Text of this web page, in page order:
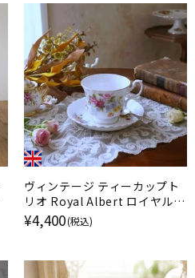
ヴィンテージ ティーカップト
リオ Royal Albert ロイヤルア
ルバート Nosegay イギリス
¥4,400(税込)